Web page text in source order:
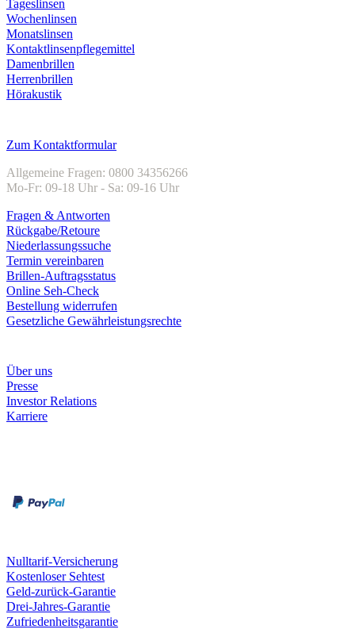
Tageslinsen
Wochenlinsen
Monatslinsen
Kontaktlinsenpflegemittel
Damenbrillen
Herrenbrillen
Hörakustik
Zum Kontaktformular
Allgemeine Fragen: 0800 34356266
Mo-Fr: 09-18 Uhr - Sa: 09-16 Uhr
Fragen & Antworten
Rückgabe/Retoure
Niederlassungssuche
Termin vereinbaren
Brillen-Auftragsstatus
Online Seh-Check
Bestellung widerrufen
Gesetzliche Gewährleistungsrechte
Über uns
Presse
Investor Relations
Karriere
Nulltarif-Versicherung
Kostenloser Sehtest
Geld-zurück-Garantie
Drei-Jahres-Garantie
Zufriedenheitsgarantie